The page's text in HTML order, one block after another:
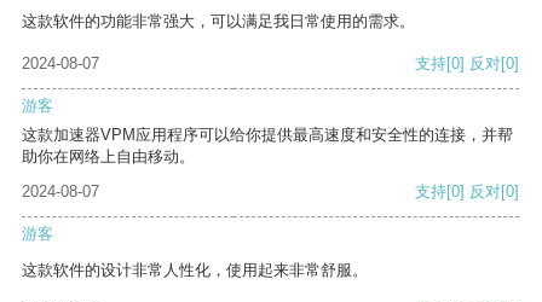
这款软件的功能非常强大，可以满足我日常使用的需求。
2024-08-07 支持[0] 反对[0]
游客
这款加速器VPM应用程序可以给你提供最高速度和安全性的连接，并帮
助你在网络上自由移动。
2024-08-07
支持[0] 反对[0]
游客
这款软件的设计非常人性化，使用起来非常舒服。